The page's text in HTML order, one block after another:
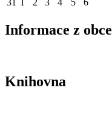
31 1 2 3 4 5 6
Informace z obce
Knihovna